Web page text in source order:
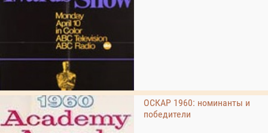
ОСКАР 1960: номинанты и
победители